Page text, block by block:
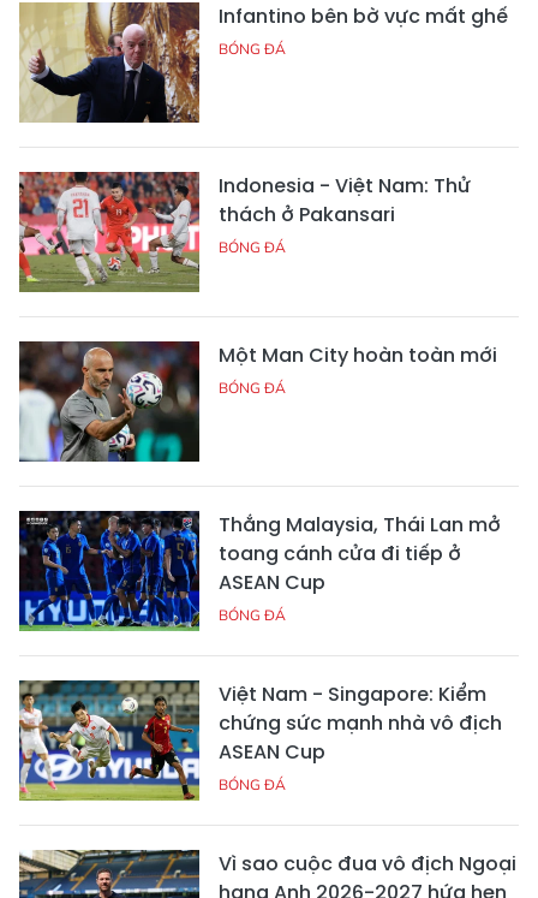
Infantino bên bờ vực mất ghế
BÓNG ĐÁ
Indonesia - Việt Nam: Thử
thách ở Pakansari
BÓNG ĐÁ
Một Man City hoàn toàn mới
BÓNG ĐÁ
Thắng Malaysia, Thái Lan mở
toang cánh cửa đi tiếp ở
ASEAN Cup
BÓNG ĐÁ
Việt Nam - Singapore: Kiểm
chứng sức mạnh nhà vô địch
ASEAN Cup
BÓNG ĐÁ
Vì sao cuộc đua vô địch Ngoại
hạng Anh 2026-2027 hứa hẹn